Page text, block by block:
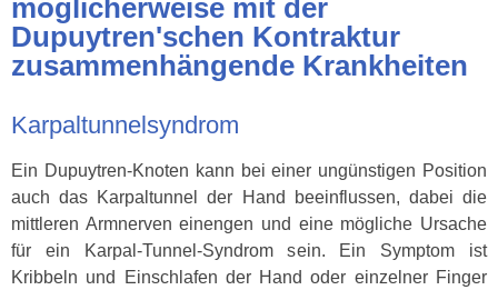
möglicherweise mit der
Dupuytren'schen Kontraktur
zusammenhängende Krankheiten
Karpaltunnelsyndrom
Ein Dupuytren-Knoten kann bei einer ungünstigen Position
auch das Karpaltunnel der Hand beeinflussen, dabei die
mittleren Armnerven einengen und eine mögliche Ursache
für ein Karpal-Tunnel-Syndrom sein. Ein Symptom ist
Kribbeln und Einschlafen der Hand oder einzelner Finger